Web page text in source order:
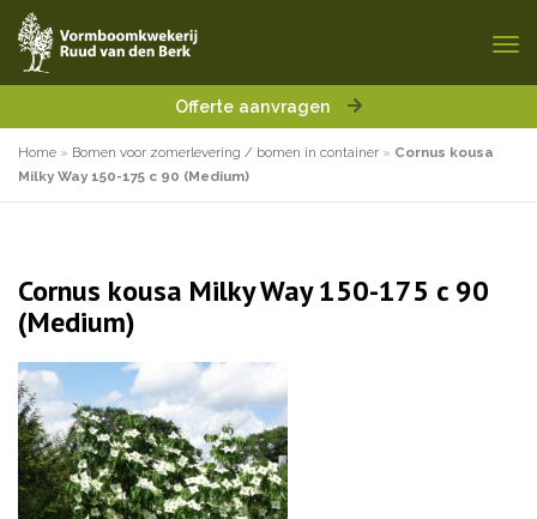
Offerte aanvragen
Home » Bomen voor zomerlevering / bomen in container » Cornus kousa
Milky Way 150-175 c 90 (Medium)
Cornus kousa Milky Way 150-175 c 90
(Medium)